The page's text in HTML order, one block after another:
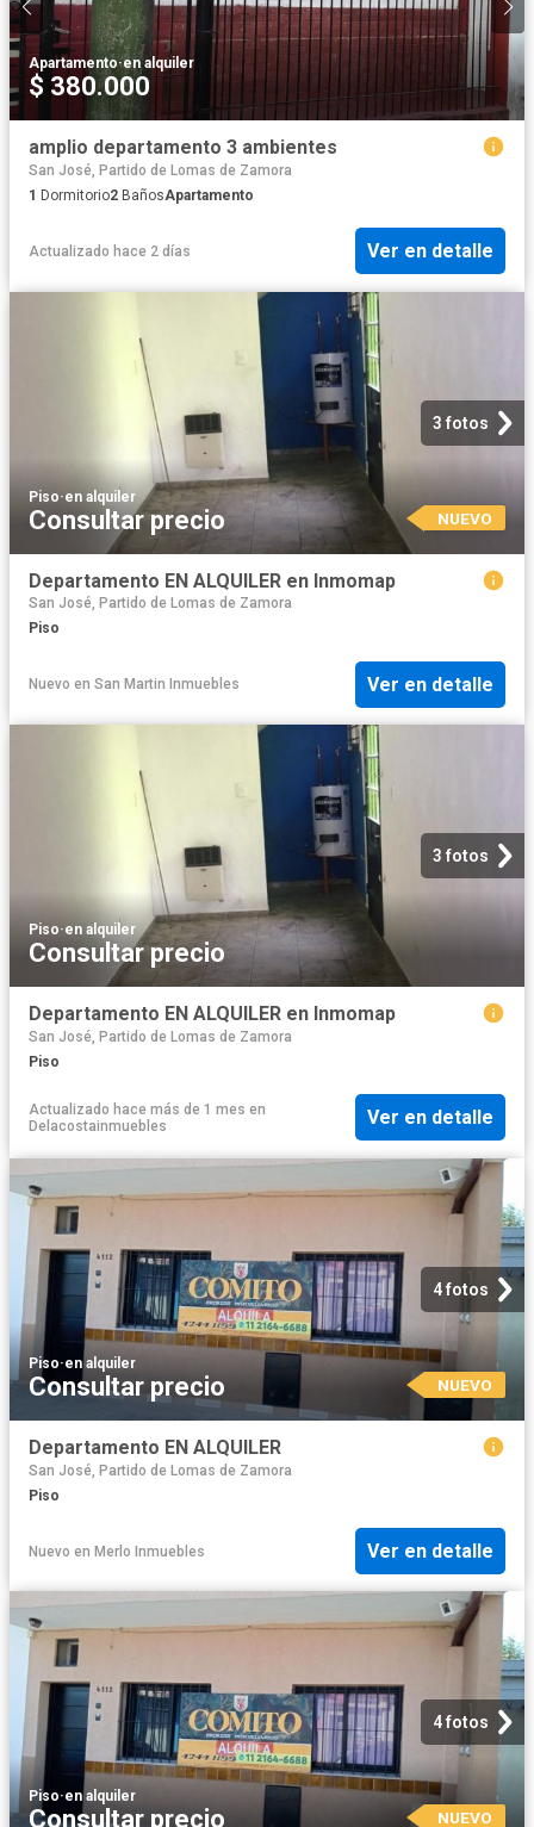
Apartamento·en alquiler
$ 380.000
amplio departamento 3 ambientes
San José, Partido de Lomas de Zamora
1 Dormitorio2 BañosApartamento
Actualizado hace 2 días Ver en detalle
3 fotos
Piso·en alquiler
Consultar precio NUEVO
Departamento EN ALQUILER en Inmomap
San José, Partido de Lomas de Zamora
Piso
Nuevo en San Martin Inmuebles Ver en detalle
3 fotos
Piso·en alquiler
Consultar precio
Departamento EN ALQUILER en Inmomap
San José, Partido de Lomas de Zamora
Piso
Actualizado hace más de 1 mes en
Delacostainmuebles
Ver en detalle
4 fotos
Piso·en alquiler
Consultar precio NUEVO
Departamento EN ALQUILER
San José, Partido de Lomas de Zamora
Piso
Nuevo en Merlo Inmuebles Ver en detalle
4 fotos
Piso·en alquiler
Consultar precio NUEVO